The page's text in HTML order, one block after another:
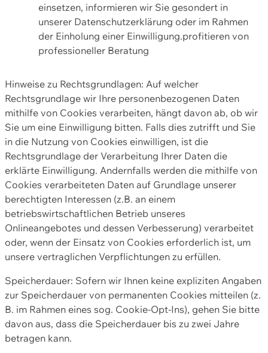
einsetzen, informieren wir Sie gesondert in
unserer Datenschutzerklärung oder im Rahmen
der Einholung einer Einwilligung.profitieren von
professioneller Beratung
Hinweise zu Rechtsgrundlagen: Auf welcher
Rechtsgrundlage wir Ihre personenbezogenen Daten
mithilfe von Cookies verarbeiten, hängt davon ab, ob wir
Sie um eine Einwilligung bitten. Falls dies zutrifft und Sie
in die Nutzung von Cookies einwilligen, ist die
Rechtsgrundlage der Verarbeitung Ihrer Daten die
erklärte Einwilligung. Andernfalls werden die mithilfe von
Cookies verarbeiteten Daten auf Grundlage unserer
berechtigten Interessen (z.B. an einem
betriebswirtschaftlichen Betrieb unseres
Onlineangebotes und dessen Verbesserung) verarbeitet
oder, wenn der Einsatz von Cookies erforderlich ist, um
unsere vertraglichen Verpflichtungen zu erfüllen.
Speicherdauer: Sofern wir Ihnen keine expliziten Angaben
zur Speicherdauer von permanenten Cookies mitteilen (z.
B. im Rahmen eines sog. Cookie-Opt-Ins), gehen Sie bitte
davon aus, dass die Speicherdauer bis zu zwei Jahre
betragen kann.